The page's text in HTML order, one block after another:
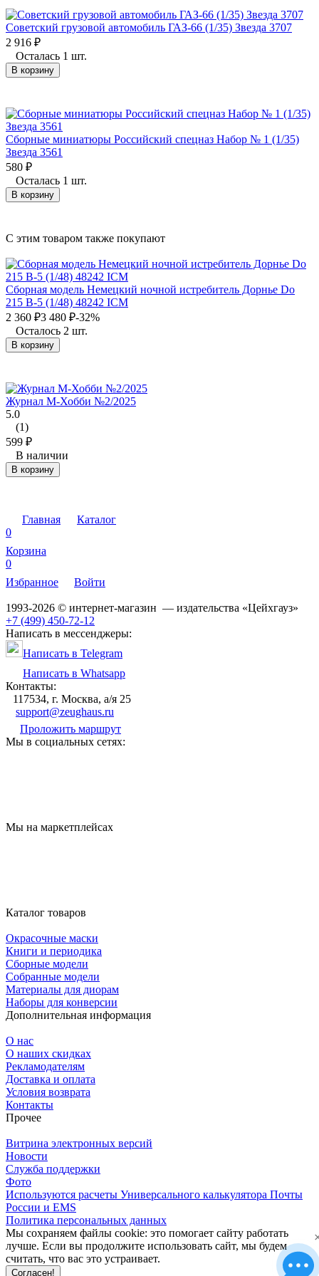
Советский грузовой автомобиль ГАЗ-66 (1/35) Звезда 3707
2 916 ₽
Осталась 1 шт.
В корзину
Сборные миниатюры Российский спецназ Набор № 1 (1/35)
Звезда 3561
580 ₽
Осталась 1 шт.
В корзину
C этим товаром также покупают
Сборная модель Немецкий ночной истребитель Дорнье Do
215 B-5 (1/48) 48242 ICM
2 360 ₽3 480 ₽-32%
Осталось 2 шт.
В корзину
Журнал М-Хобби №2/2025
5.0
(1)
599 ₽
В наличии
В корзину
Главная
Каталог
0
Корзина
0
Избранное
Войти
1993-2026 © интернет-магазин — издательства «Цейхгауз»
+7 (499) 450-72-12
Написать в мессенджеры:
Написать в Telegram
Написать в Whatsapp
Контакты:
117534, г. Москва, а/я 25
support@zeughaus.ru
Проложить маршрут
Мы в социальных сетях:
Мы на маркетплейсах
Каталог товаров
Окрасочные маски
Книги и периодика
Сборные модели
Собранные модели
Материалы для диорам
Наборы для конверсии
Дополнительная информация
О нас
О наших скидках
Рекламодателям
Доставка и оплата
Условия возврата
Контакты
Прочее
Витрина электронных версий
Новости
Служба поддержки
Фото
Используются расчеты Универсального калькулятора Почты
России и EMS
Политика персональных данных
Мы сохраняем файлы cookie: это помогает сайту работать
лучше. Если вы продолжите использовать сайт, мы будем
считать, что вас это устраивает.
Согласен!